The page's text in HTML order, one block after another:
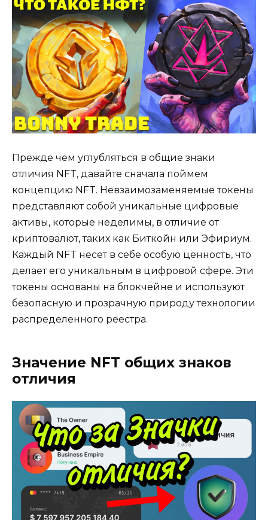
Прежде чем углубляться в общие знаки
отличия NFT, давайте сначала поймем
концепцию NFT. Невзаимозаменяемые токены
представляют собой уникальные цифровые
активы, которые неделимы, в отличие от
криптовалют, таких как Биткойн или Эфириум.
Каждый NFT несет в себе особую ценность, что
делает его уникальным в цифровой сфере. Эти
токены основаны на блокчейне и используют
безопасную и прозрачную природу технологии
распределенного реестра.
Значение NFT общих знаков
отличия